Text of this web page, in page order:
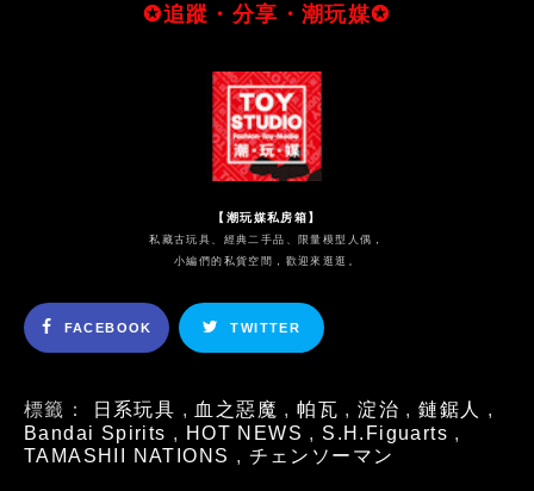
✪追蹤・分享・潮玩媒✪
【潮玩媒私房箱】
私藏古玩具、經典二手品、限量模型人偶，
小編們的私貨空間，歡迎來逛逛。
FACEBOOK TWITTER
標籤： 日系玩具 , 血之惡魔 ,帕瓦 ,淀治 ,鏈鋸人
,
Bandai Spirits , HOT NEWS , S.H.Figuarts ,
TAMASHII NATIONS , チェンソーマン